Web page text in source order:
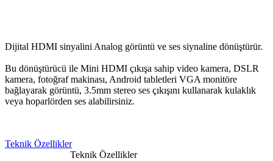
Dijital HDMI sinyalini Analog görüntü ve ses siynaline dönüştürür.
Bu dönüştürücü ile Mini HDMI çıkışa sahip video kamera, DSLR
kamera, fotoğraf makinası, Android tabletleri VGA monitöre
bağlayarak görüntü, 3.5mm stereo ses çıkışını kullanarak kulaklık
veya hoparlörden ses alabilirsiniz.
Teknik Özellikler
Teknik Özellikler